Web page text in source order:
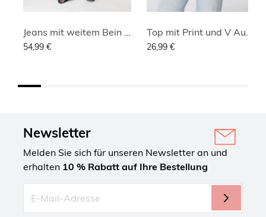
54,99 € 26,99 €
Newsletter
Melden Sie sich für unseren Newsletter an und
erhalten 10 % Rabatt auf Ihre Bestellung